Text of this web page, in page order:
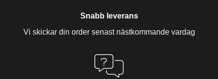
Snabb leverans
Vi skickar din order senast nästkommande vardag